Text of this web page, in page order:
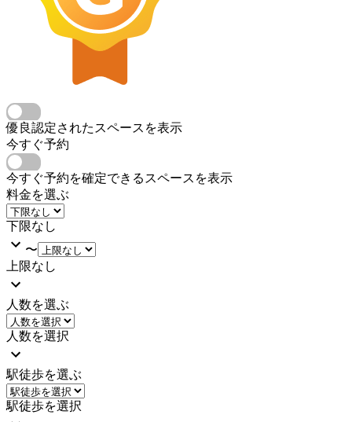
優良認定されたスペースを表示
今すぐ予約
今すぐ予約を確定できるスペースを表示
料金を選ぶ
下限なし
〜
上限なし
人数を選ぶ
人数を選択
駅徒歩を選ぶ
駅徒歩を選択